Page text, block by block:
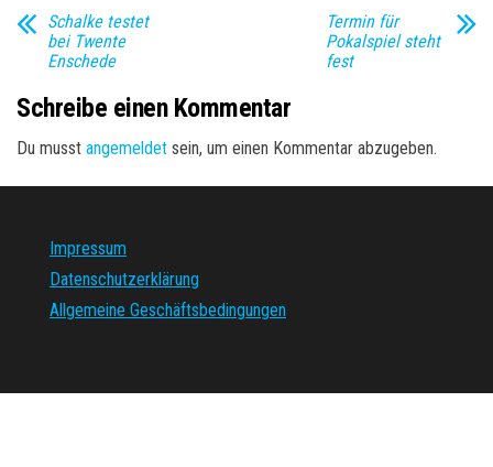
Schalke testet
bei Twente
Enschede
Termin für
Pokalspiel steht
fest
Schreibe einen Kommentar
Du musst angemeldet sein, um einen Kommentar abzugeben.
Impressum
Datenschutzerklärung
Allgemeine Geschäftsbedingungen